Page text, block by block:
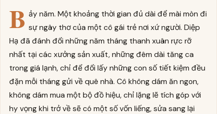
B ảy năm. Một khoảng thời gian đủ dài để mài mòn đi
sự ngây thơ của một cô gái trẻ nơi xứ người. Diệp
Hạ đã đánh đổi những năm tháng thanh xuân rực rỡ
nhất tại các xưởng sản xuất, những đêm dài tăng ca
trong giá lạnh, chỉ để đổi lấy những con số tiết kiệm đều
đặn mỗi tháng gửi về quê nhà. Cô không dám ăn ngon,
không dám mua một bộ đồ hiệu, chỉ lặng lẽ tích góp với
hy vọng khi trở về sẽ có một số vốn liếng, sửa sang lại